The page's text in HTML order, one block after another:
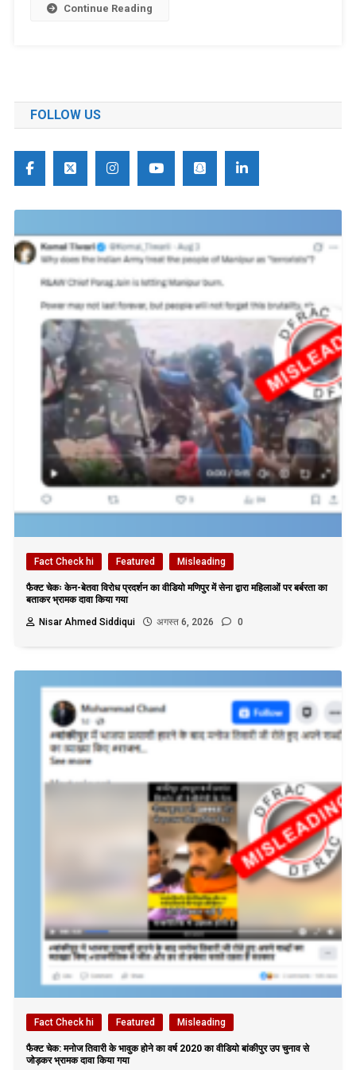
Continue Reading
FOLLOW US
Fact Check hi Featured Misleading
फैक्ट चेकः केन-बेतवा विरोध प्रदर्शन का वीडियो मणिपुर में सेना द्वारा महिलाओं पर बर्बरता का
बताकर भ्रामक दावा किया गया
Nisar Ahmed Siddiqui
अगस्त 6, 2026 0
Fact Check hi Featured Misleading
फैक्ट चेक: मनोज तिवारी के भावुक होने का वर्ष 2020 का वीडियो बांकीपुर उप चुनाव से
जोड़कर भ्रामक दावा किया गया